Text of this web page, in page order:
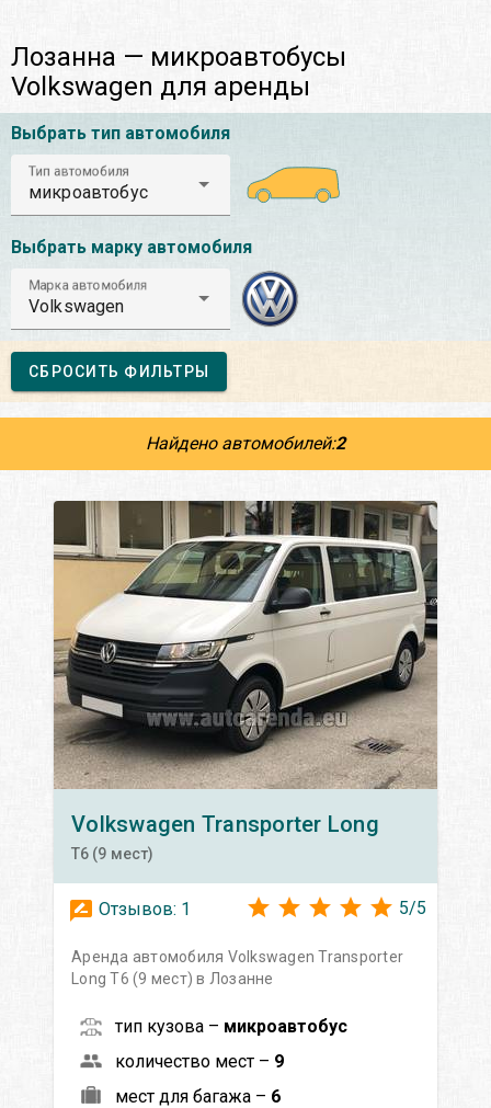
Лозанна — микроавтобусы
Volkswagen для аренды
Выбрать тип автомобиля
Тип автомобиля
микроавтобус
Выбрать марку автомобиля
Марка автомобиля
Volkswagen
СБРОСИТЬ ФИЛЬТРЫ
Найдено автомобилей:2
Volkswagen Transporter Long
T6 (9 мест)
Отзывов: 1 5/5
Аренда автомобиля Volkswagen Transporter
Long T6 (9 мест) в Лозанне
тип кузова – микроавтобус
количество мест – 9
мест для багажа – 6